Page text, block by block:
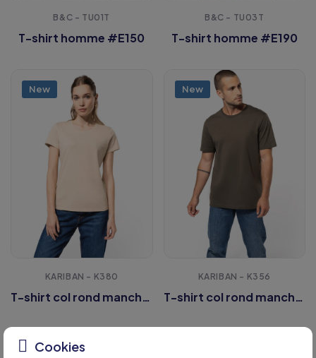
B&C - TU01T
T-shirt homme #E150
B&C - TU03T
T-shirt homme #E190
New
KARIBAN - K380
T-shirt col rond manches courtes femme
New
KARIBAN - K356
T-shirt col rond manches courtes homme
New
Cookies